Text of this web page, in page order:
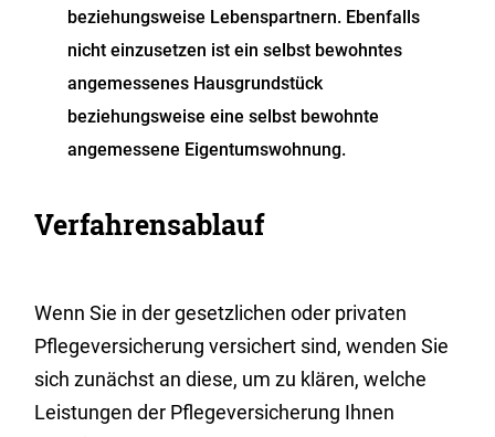
beziehungsweise Lebenspartnern. Ebenfalls
nicht einzusetzen ist ein selbst bewohntes
angemessenes Hausgrundstück
beziehungsweise eine selbst bewohnte
angemessene Eigentumswohnung.
Verfahrensablauf
Wenn Sie in der gesetzlichen oder privaten
Pflegeversicherung versichert sind, wenden Sie
sich zunächst an diese, um zu klären, welche
Leistungen der Pflegeversicherung Ihnen